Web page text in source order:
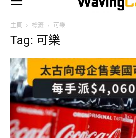
主頁 標籤 可樂
Tag: 可樂